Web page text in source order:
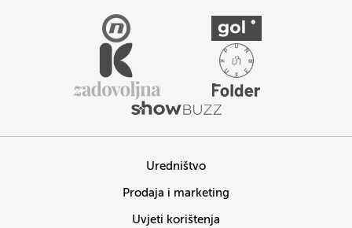
Uredništvo
Prodaja i marketing
Uvjeti korištenja